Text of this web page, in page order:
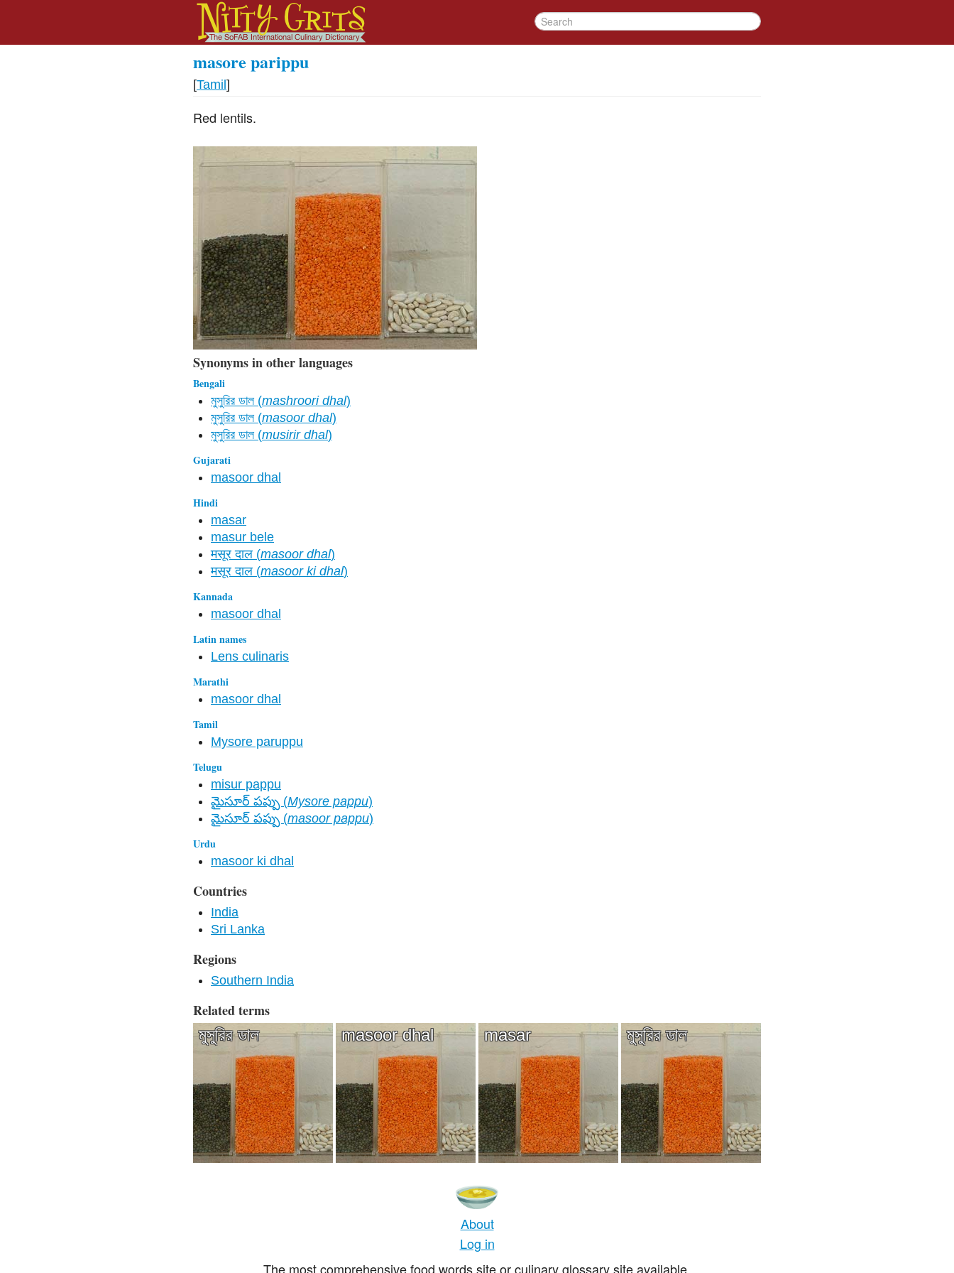
masore parippu
[Tamil ]
Red lentils.
Synonyms in other languages
Bengali
মুসুরির ডাল (mashroori dhal)
মুসুরির ডাল (masoor dhal)
মুসুরির ডাল (musirir dhal)
Gujarati
masoor dhal
Hindi
masar
masur bele
मसूर दाल (masoor dhal)
मसूर दाल (masoor ki dhal)
Kannada
masoor dhal
Latin names
Lens culinaris
Marathi
masoor dhal
Tamil
Mysore paruppu
Telugu
misur pappu
మైసూర్ పప్పు (Mysore pappu)
మైసూర్ పప్పు (masoor pappu)
Urdu
masoor ki dhal
Countries
India
Sri Lanka
Regions
Southern India
Related terms
মুসুরির ডাল masoor dhal masar মুসুরির ডাল
About
Log in
The most comprehensive food words site or culinary glossary site available.